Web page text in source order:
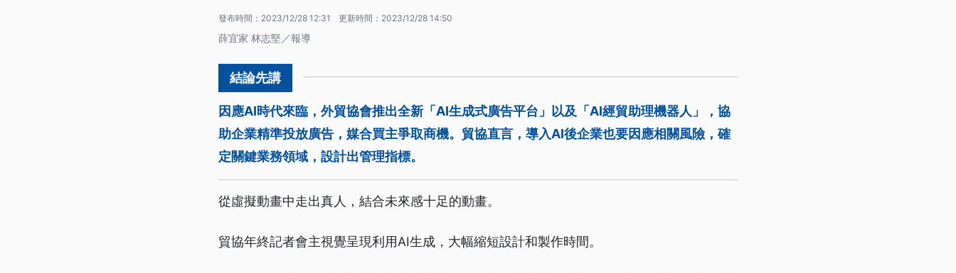
發布時間： 2023/12/28 12:31 更新時間： 2023/12/28 14:50
薛宜家 林志堅／報導
因應AI時代來臨，外貿協會推出全新「AI生成式廣告平台」以及「AI經貿助理機器人」，協
助企業精準投放廣告，媒合買主爭取商機。貿協直言，導入AI後企業也要因應相關風險，確
定關鍵業務領域，設計出管理指標。
從虛擬動畫中走出真人，結合未來感十足的動畫。
貿協年終記者會主視覺呈現利用AI生成，大幅縮短設計和製作時間。